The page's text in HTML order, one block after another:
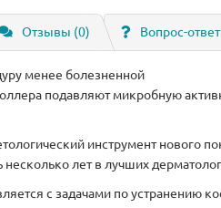
Отзывы (0) Вопрос-ответ
менее болезненной
подавляют микробную
инструмент нового
лет в лучших
с задачами по устранению